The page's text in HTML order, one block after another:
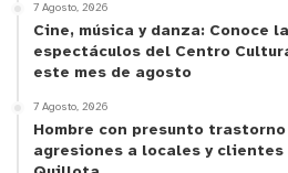
7 Agosto, 2026
Cine, música y danza: Conoce
espectáculos del Centro
este mes de agosto
7 Agosto, 2026
Hombre con presunto
agresiones a locales y